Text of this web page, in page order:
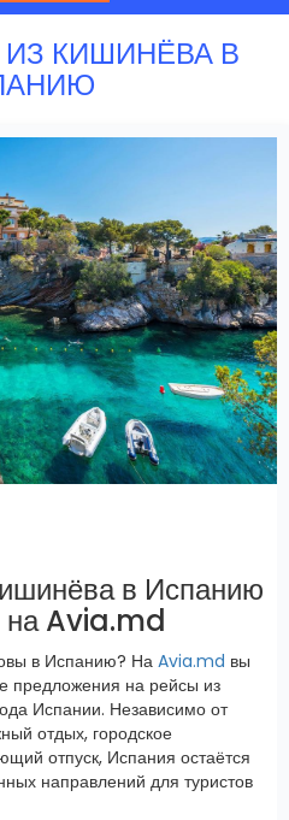
КИШИНЁВА В
в Испанию
на Avia.md
в Испанию? На Avia.md вы
предложения на рейсы из
Испании. Независимо от
отдых, городское
отпуск, Испания остаётся
направлений для туристов